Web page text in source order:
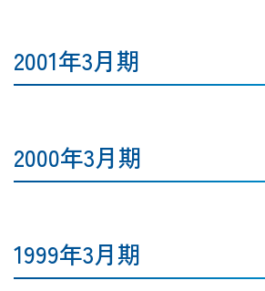
2001年3月期
2000年3月期
1999年3月期